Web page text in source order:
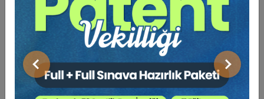
Önceki Sonraki
Sosyal Medya